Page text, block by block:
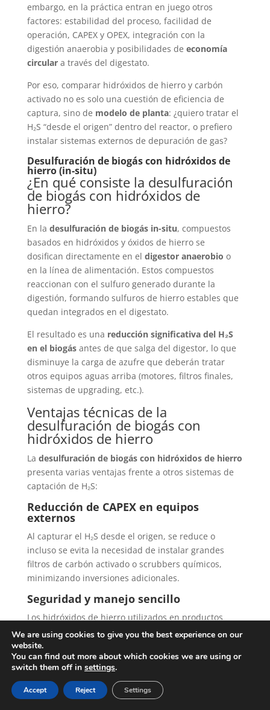
embargo, en la práctica entran en juego otros
factores: estabilidad del proceso, facilidad de
operación, CAPEX y OPEX, integración con la
digestión anaerobia y posibilidades de economía
circulara través del digestato.
Por eso, comparar hidróxidos de hierro y carbón
activado no es solo una cuestión de eficiencia de
captura, sino de modelo de planta: ¿quiero tratar el
H₂S “desde el origen” dentro del reactor, o prefiero
instalar sistemas externos de depuración de gas?
Desulfuración de biogás con hidróxidos de
hierro (in-situ)
¿En qué consiste la desulfuración
de biogás con hidróxidos de
hierro?
En la desulfuración de biogás in-situ, compuestos
basados en hidróxidos y óxidos de hierro se
dosifican directamente en el digestor anaerobio o
en la línea de alimentación. Estos compuestos
reaccionan con el sulfuro generado durante la
digestión, formando sulfuros de hierro estables que
quedan integrados en el digestato.
El resultado es una reducción significativa del H₂S
en el biogásantes de que salga del digestor, lo que
disminuye la carga de azufre que deberán tratar
otros equipos aguas arriba (motores, filtros finales,
sistemas de upgrading, etc.).
Ventajas técnicas de la
desulfuración de biogás con
hidróxidos de hierro
La desulfuración de biogás con hidróxidos de hierro
presenta varias ventajas frente a otros sistemas de
captación de H₂S:
Reducción de CAPEX en equipos
externos
Al capturar el H₂S desde el origen, se reduce o
incluso se evita la necesidad de instalar grandes
filtros de carbón activado o scrubbers químicos,
minimizando inversiones adicionales.
Seguridad y manejo sencillo
Los hidróxidos de hierro utilizados en productos
como N-Bio no son corrosivos ni tóxicos. Esto
simplifica su almacenamiento, manipulación y
dosificación, reduciendo riesgos para el personal y
para la instalación.
Efecto amortiguador sobre el H₂S
We are using cookies to give you the best experience on our
website.
You can find out more about which cookies we are using or
switch them off in settings.
Accept Reject Settings